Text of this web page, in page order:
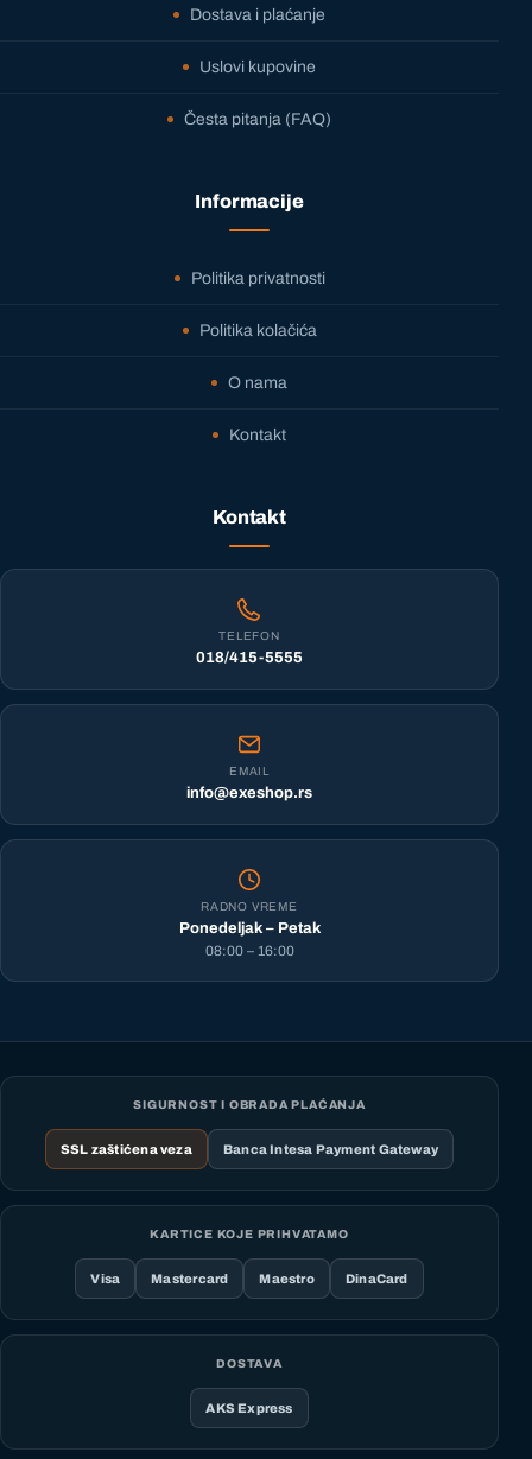
Dostava i plaćanje
Uslovi kupovine
Česta pitanja (FAQ)
Informacije
Politika privatnosti
Politika kolačića
O nama
Kontakt
Kontakt
TELEFON
018/415-5555
EMAIL
info@exeshop.rs
RADNO VREME
Ponedeljak – Petak
08:00 – 16:00
SIGURNOST I OBRADA PLAĆANJA
SSL zaštićena veza Banca Intesa Payment Gateway
KARTICE KOJE PRIHVATAMO
Visa Mastercard Maestro DinaCard
DOSTAVA
AKS Express